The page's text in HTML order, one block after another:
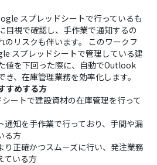
スプレッドシートで行っているも
目視で確認し、手作業で通知するの
のリスクも伴います。 このワークフ
スプレッドシートで管理している建
値を下回った際に、自動でOutlook
、在庫管理業務を効率化します。
すめする方
ートで建設資材の在庫管理を行って
通知を手作業で行っており、手間や漏
る方
り正確かつスムーズに行い、発注業務
ている方